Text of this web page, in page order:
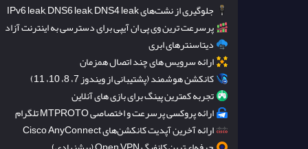
جلوگیری از نشت‌های IPv6 leak, DNS6 leak, DNS4 leak
پرسرعت ترین وی پی ان آیپی برای دسترسی به اینترنت آزاد
دیتاسنترهای ابری
ارائه سرویس های چند اتصال همزمان
کانکشن هوشمند (پشتیبانی از ویندوز 7، 8، 10، 11)
تجربه کمترین پینگ برای بازی های آنلاین
ارائه پروکسی پرسرعت و اختصاصی MTPROTO تلگرام
ارائه آخرین آپدیت کانکشن‌های Cisco AnyConnect